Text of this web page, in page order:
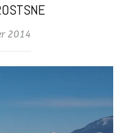
2014